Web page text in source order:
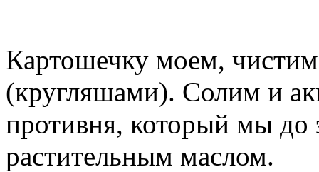
Картошечку моем,
(кругляшами). Солим и
противня, который мы до
растительным маслом.